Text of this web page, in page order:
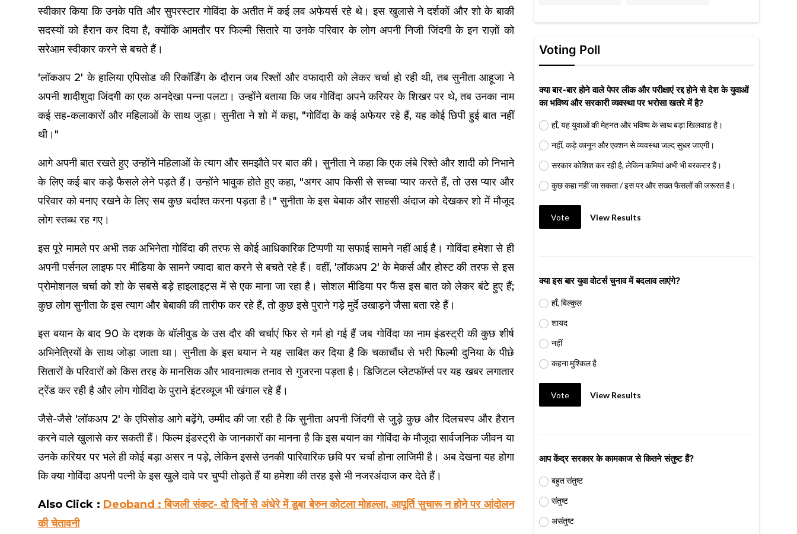
स्वीकार किया कि उनके पति और सुपरस्टार गोविंदा के अतीत में कई लव अफेयर्स रहे थे। इस खुलासे ने दर्शकों और शो के बाकी
सदस्यों को हैरान कर दिया है, क्योंकि आमतौर पर फिल्मी सितारे या उनके परिवार के लोग अपनी निजी जिंदगी के इन राज़ों को
सरेआम स्वीकार करने से बचते हैं।
'लॉकअप 2' के हालिया एपिसोड की रिकॉर्डिंग के दौरान जब रिश्तों और वफादारी को लेकर चर्चा हो रही थी, तब सुनीता आहूजा ने
अपनी शादीशुदा जिंदगी का एक अनदेखा पन्ना पलटा। उन्होंने बताया कि जब गोविंदा अपने करियर के शिखर पर थे, तब उनका नाम
कई सह-कलाकारों और महिलाओं के साथ जुड़ा। सुनीता ने शो में कहा, "गोविंदा के कई अफेयर रहे हैं, यह कोई छिपी हुई बात नहीं
थी।"
आगे अपनी बात रखते हुए उन्होंने महिलाओं के त्याग और समझौते पर बात की। सुनीता ने कहा कि एक लंबे रिश्ते और शादी को निभाने
के लिए कई बार कड़े फैसले लेने पड़ते हैं। उन्होंने भावुक होते हुए कहा, "अगर आप किसी से सच्चा प्यार करते हैं, तो उस प्यार और
परिवार को बनाए रखने के लिए सब कुछ बर्दाश्त करना पड़ता है।" सुनीता के इस बेबाक और साहसी अंदाज को देखकर शो में मौजूद
लोग स्तब्ध रह गए।
इस पूरे मामले पर अभी तक अभिनेता गोविंदा की तरफ से कोई आधिकारिक टिप्पणी या सफाई सामने नहीं आई है। गोविंदा हमेशा से ही
अपनी पर्सनल लाइफ पर मीडिया के सामने ज्यादा बात करने से बचते रहे हैं। वहीं, 'लॉकअप 2' के मेकर्स और होस्ट की तरफ से इस
प्रोमोशनल चर्चा को शो के सबसे बड़े हाइलाइट्स में से एक माना जा रहा है। सोशल मीडिया पर फैंस इस बात को लेकर बंटे हुए हैं;
कुछ लोग सुनीता के इस त्याग और बेबाकी की तारीफ कर रहे हैं, तो कुछ इसे पुराने गड़े मुर्दे उखाड़ने जैसा बता रहे हैं।
इस बयान के बाद 90 के दशक के बॉलीवुड के उस दौर की चर्चाएं फिर से गर्म हो गई हैं जब गोविंदा का नाम इंडस्ट्री की कुछ शीर्ष
अभिनेत्रियों के साथ जोड़ा जाता था। सुनीता के इस बयान ने यह साबित कर दिया है कि चकाचौंध से भरी फिल्मी दुनिया के पीछे
सितारों के परिवारों को किस तरह के मानसिक और भावनात्मक तनाव से गुजरना पड़ता है। डिजिटल प्लेटफॉर्म्स पर यह खबर लगातार
ट्रेंड कर रही है और लोग गोविंदा के पुराने इंटरव्यूज भी खंगाल रहे हैं।
जैसे-जैसे 'लॉकअप 2' के एपिसोड आगे बढ़ेंगे, उम्मीद की जा रही है कि सुनीता अपनी जिंदगी से जुड़े कुछ और दिलचस्प और हैरान
करने वाले खुलासे कर सकती हैं। फिल्म इंडस्ट्री के जानकारों का मानना है कि इस बयान का गोविंदा के मौजूदा सार्वजनिक जीवन या
उनके करियर पर भले ही कोई बड़ा असर न पड़े, लेकिन इससे उनकी पारिवारिक छवि पर चर्चा होना लाजिमी है। अब देखना यह होगा
कि क्या गोविंदा अपनी पत्नी के इस खुले दावे पर चुप्पी तोड़ते हैं या हमेशा की तरह इसे भी नजरअंदाज कर देते हैं।
Also Click : Deoband : बिजली संकट- दो दिनों से अंधेरे में डूबा बेरुन कोटला मोहल्ला, आपूर्ति सुचारू न होने पर आंदोलन
की चेतावनी
Voting Poll
क्या बार-बार होने वाले पेपर लीक और परीक्षाएं रद्द होने से देश के युवाओं
का भविष्य और सरकारी व्यवस्था पर भरोसा खतरे में है?
हाँ, यह युवाओं की मेहनत और भविष्य के साथ बड़ा खिलवाड़ है।
नहीं, कड़े कानून और एक्शन से व्यवस्था जल्द सुधर जाएगी।
सरकार कोशिश कर रही है, लेकिन कमियां अभी भी बरकरार हैं।
कुछ कहा नहीं जा सकता / इस पर और सख्त फैसलों की जरूरत है।
Vote View Results
क्या इस बार युवा वोटर्स चुनाव में बदलाव लाएंगे?
हाँ, बिल्कुल
शायद
नहीं
कहना मुश्किल है
Vote View Results
आप केंद्र सरकार के कामकाज से कितने संतुष्ट हैं?
बहुत संतुष्ट
संतुष्ट
असंतुष्ट